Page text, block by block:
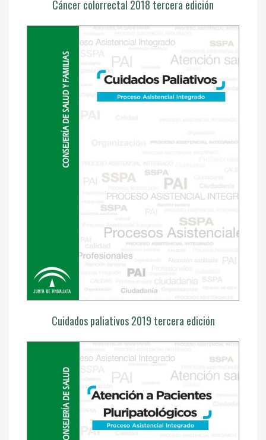
Cáncer colorrectal 2018 tercera edición
Cuidados paliativos 2019 tercera edición